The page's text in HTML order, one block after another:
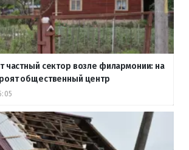
частный сектор возле филармонии: на
общественный центр